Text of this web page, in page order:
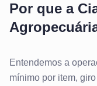
Por que a
Entendemos a
mínimo por item,